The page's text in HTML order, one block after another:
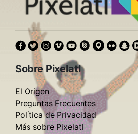
Sobre Pixelatl
El Origen
Preguntas Frecuentes
Política de Privacidad
Más sobre Pixelatl